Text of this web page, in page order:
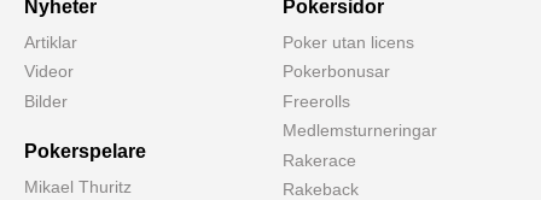
Nyheter
Artiklar
Videor
Bilder
Pokerspelare
Mikael Thuritz
Pokersidor
Poker utan licens
Pokerbonusar
Freerolls
Medlemsturneringar
Rakerace
Rakeback